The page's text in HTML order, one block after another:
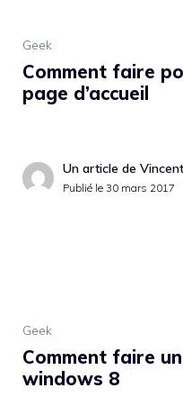
Geek
Comment faire
page d’accueil
Un article de Vincent
Publié le 30 mars 2017
Geek
Comment faire
windows 8